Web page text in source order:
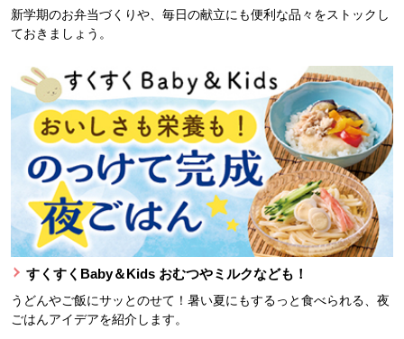
新学期のお弁当づくりや、毎日の献立にも便利な品々をストックし
ておきましょう。
すくすくBaby＆Kids おむつやミルクなども！
うどんやご飯にサッとのせて！暑い夏にもするっと食べられる、夜
ごはんアイデアを紹介します。